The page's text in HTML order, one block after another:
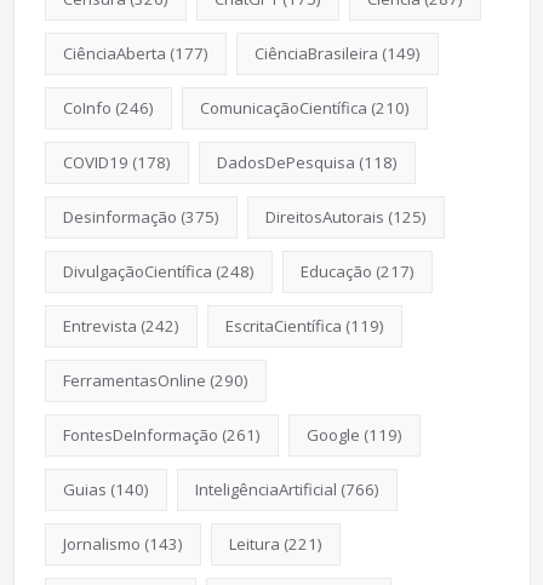
CiênciaAberta (177) CiênciaBrasileira (149)
CoInfo (246) ComunicaçãoCientífica (210)
COVID19 (178) DadosDePesquisa (118)
Desinformação (375) DireitosAutorais (125)
DivulgaçãoCientífica (248) Educação (217)
Entrevista (242) EscritaCientífica (119)
FerramentasOnline (290)
FontesDeInformação (261) Google (119)
Guias (140) InteligênciaArtificial (766)
Jornalismo (143) Leitura (221)